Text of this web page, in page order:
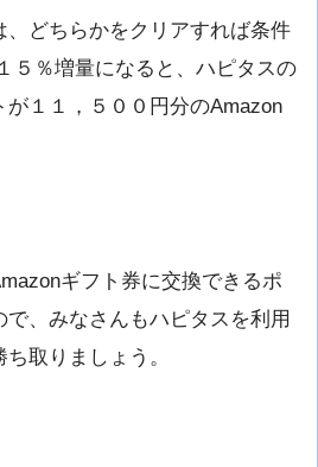
どちらかをクリアすれば条件
５％増量になると、ハピタスの
が１１，５００円分のAmazon
ギフト券に交換できるポ
、みなさんもハピタスを利用
取りましょう。